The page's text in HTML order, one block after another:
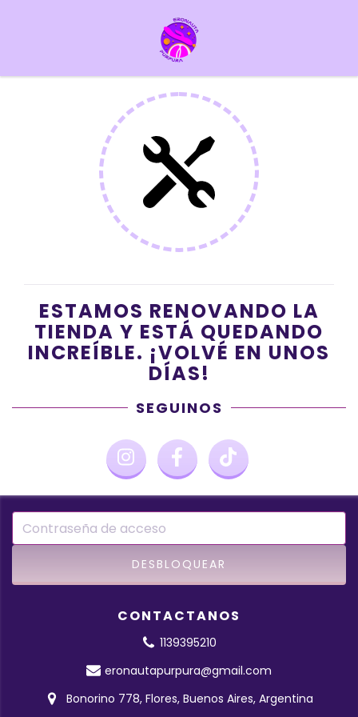
ESTAMOS RENOVANDO LA
TIENDA Y ESTÁ QUEDANDO
INCREÍBLE. ¡VOLVÉ EN UNOS
DÍAS!
SEGUINOS
CONTACTANOS
1139395210
eronautapurpura@gmail.com
Bonorino 778, Flores, Buenos Aires, Argentina